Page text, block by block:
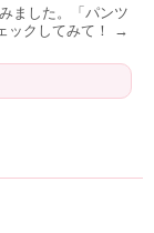
ました。「パンツ
ックしてみて！ →